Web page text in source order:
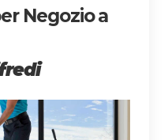
Negozio a